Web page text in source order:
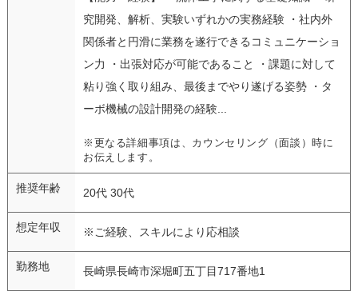
究開発、解析、実験いずれかの実務経験 ・社内外
関係者と円滑に業務を遂行できるコミュニケーショ
ン力 ・出張対応が可能であること ・課題に対して
粘り強く取り組み、最後までやり遂げる姿勢 ・タ
ーボ機械の設計開発の経験...
※更なる詳細事項は、カウンセリング（面談）時に
お伝えします。
推奨年齢 20代 30代
想定年収 ※ご経験、スキルにより応相談
勤務地 長崎県長崎市深堀町五丁目717番地1